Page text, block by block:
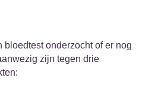
bloedtest onderzocht of er nog
zijn tegen drie